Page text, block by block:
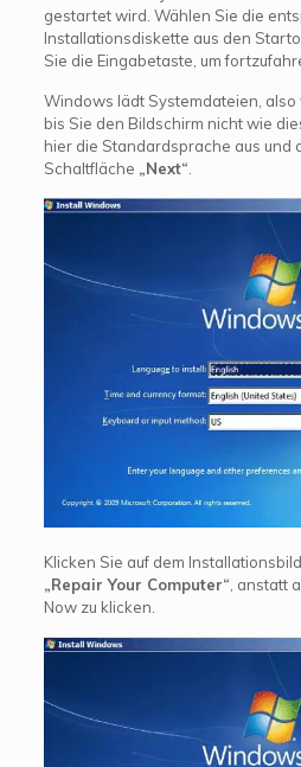
gestartet wird. Wählen Sie die
Installationsdiskette aus den
Sie die Eingabetaste, um
Windows lädt Systemdateien, also
bis Sie den Bildschirm nicht wie
hier die Standardsprache aus und
Schaltfläche „Next“
Klicken Sie auf dem
„Repair Your Computer“ , anstatt
Now zu klicken.